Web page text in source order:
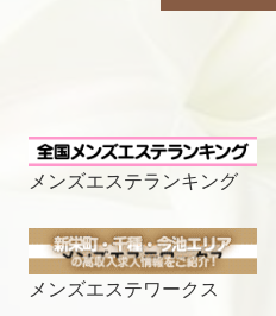
メンズエステランキング
メンズエステワークス